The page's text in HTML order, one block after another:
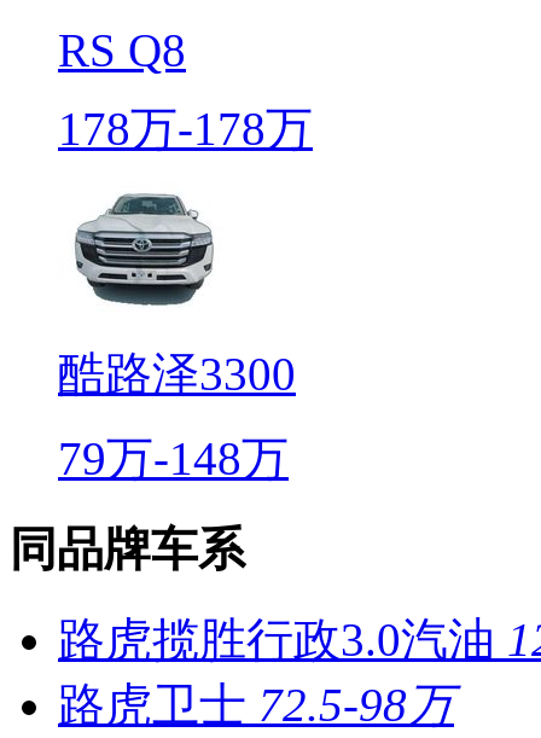
RS Q8
178万-178万
酷路泽3300
79万-148万
同品牌车系
路虎揽胜行政3.0汽油
路虎卫士 72.5-98万